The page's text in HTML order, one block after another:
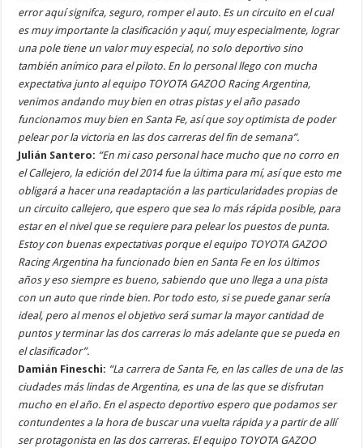
error aquí signifca, seguro, romper el auto. Es un circuito en el cual
es muy importante la clasificación y aquí, muy especialmente, lograr
una pole tiene un valor muy especial, no solo deportivo sino
también anímico para el piloto. En lo personal llego con mucha
expectativa junto al equipo TOYOTA GAZOO Racing Argentina,
venimos andando muy bien en otras pistas y el año pasado
funcionamos muy bien en Santa Fe, así que soy optimista de poder
pelear por la victoria en las dos carreras del fin de semana”.
Julián Santero: “En mi caso personal hace mucho que no corro en
el Callejero, la edición del 2014 fue la última para mí, así que esto me
obligará a hacer una readaptación a las particularidades propias de
un circuito callejero, que espero que sea lo más rápida posible, para
estar en el nivel que se requiere para pelear los puestos de punta.
Estoy con buenas expectativas porque el equipo TOYOTA GAZOO
Racing Argentina ha funcionado bien en Santa Fe en los últimos
años y eso siempre es bueno, sabiendo que uno llega a una pista
con un auto que rinde bien. Por todo esto, si se puede ganar sería
ideal, pero al menos el objetivo será sumar la mayor cantidad de
puntos y terminar las dos carreras lo más adelante que se pueda en
el clasificador”.
Damián Fineschi: “La carrera de Santa Fe, en las calles de una de las
ciudades más lindas de Argentina, es una de las que se disfrutan
mucho en el año. En el aspecto deportivo espero que podamos ser
contundentes a la hora de buscar una vuelta rápida y a partir de allí
ser protagonista en las dos carreras. El equipo TOYOTA GAZOO